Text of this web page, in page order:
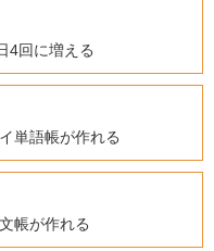
4回に増える
単語帳が作れる
帳が作れる